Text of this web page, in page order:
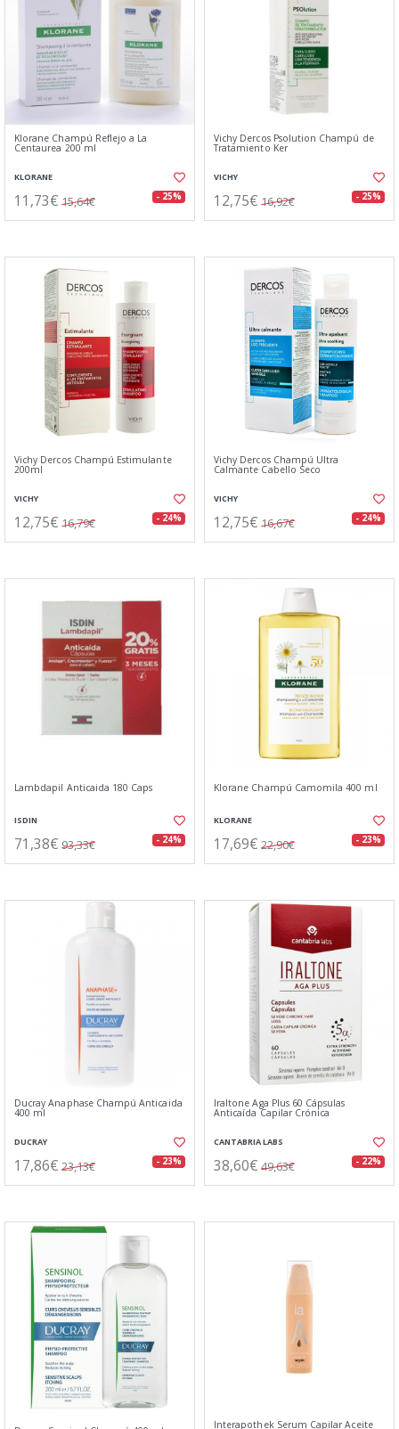
Klorane Champú Reflejo a La
Centaurea 200 ml
KLORANE
11,73€ 15,64€ - 25%
Vichy Dercos Psolution Champú de
Tratamiento Ker
VICHY
12,75€ 16,92€ - 25%
Vichy Dercos Champú Estimulante
200ml
VICHY
12,75€ 16,79€ - 24%
Vichy Dercos Champú Ultra
Calmante Cabello Seco
VICHY
12,75€ 16,67€ - 24%
Lambdapil Anticaida 180 Caps
ISDIN
71,38€ 93,33€ - 24%
Klorane Champú Camomila 400 ml
KLORANE
17,69€ 22,90€ - 23%
Ducray Anaphase Champú Anticaida
400 ml
DUCRAY
17,86€ 23,13€ - 23%
Iraltone Aga Plus 60 Cápsulas
Anticaída Capilar Crónica
CANTABRIA LABS
38,60€ 49,63€ - 22%
Interapothek Serum Capilar Aceite